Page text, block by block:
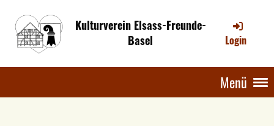
Kulturverein Elsass-Freunde-
Basel
Login
Menü